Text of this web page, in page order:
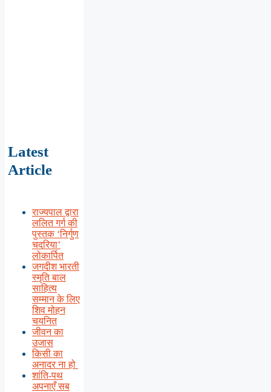
Latest
Article
राज्यपाल द्वारा
ललित गर्ग की
पुस्तक ‘निर्गुण
चदरिया’
लोकार्पित
जगदीश भारती
स्मृति बाल
साहित्य
सम्मान के लिए
शिव मोहन
चयनित
जीवन का
उजास
किसी का
अनादर ना हो
शांति-पथ
अपनाएँ सब